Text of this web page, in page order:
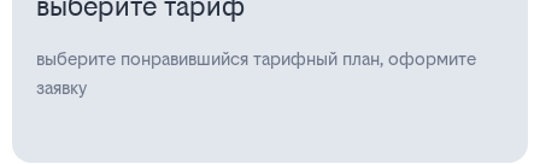
выберите тариф
выберите понравившийся тарифный план, оформите
заявку